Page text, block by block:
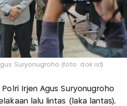
Suryonugroho (foto: dok ist)
Irjen Agus Suryonugroho
lalu lintas (laka lantas),